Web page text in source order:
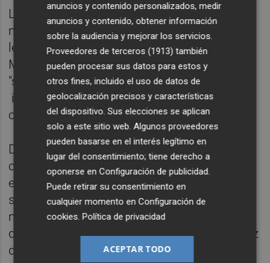
Los socialistas apoyaron la puesta en
marcha de esta comisión cuando se haya
levantado todo el secreto de sumario.
Martínez ha manifestado también que le
"sonroja" que el PP tenga "esas ansias e
investigar" que, a su juicio, no muestran
cuando "les toca a ellos".
Desde Unides Podem, Pilar Lima ha
considerado que "lógicamente" van a
esperar a que se levante el secreto de
sumario de forma completa para "tener una
mirada global de la situación", de un caso
que también ha considerado que nace a raíz
de las "prácticas corruptas de la hegemonía
anuncios y contenido personalizados, medir
anuncios y contenido, obtener información
sobre la audiencia y mejorar los servicios.
Proveedores de terceros (1913) también
pueden procesar sus datos para estos y
otros fines, incluido el uso de datos de
geolocalización precisos y características
del dispositivo. Sus elecciones se aplican
solo a este sitio web. Algunos proveedores
pueden basarse en el interés legítimo en
lugar del consentimiento; tiene derecho a
oponerse enConfiguración de publicidad.
Puede retirar su consentimiento en
cualquier momento enConfiguración de
cookies.Política de privacidad
ACEPTAR TODO